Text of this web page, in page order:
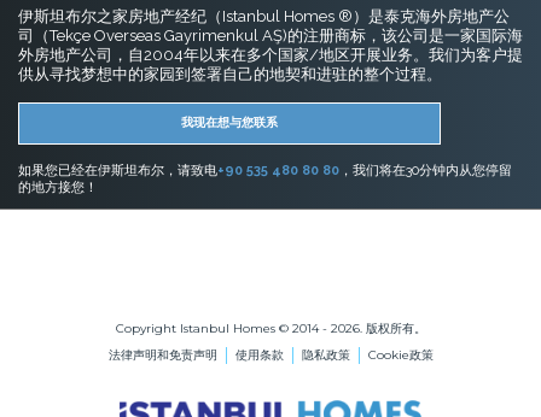
伊斯坦布尔之家房地产经纪（Istanbul Homes ®）是泰克海外房地产公
司（Tekçe Overseas Gayrimenkul AŞ)的注册商标，该公司是一家国际海
外房地产公司，自2004年以来在多个国家/地区开展业务。我们为客户提
供从寻找梦想中的家园到签署自己的地契和进驻的整个过程。
我现在想与您联系
如果您已经在伊斯坦布尔，请致电+90 535 480 80 80 ，我们将在30分钟内从您停留
的地方接您！
Copyright Istanbul Homes © 2014 - 2026. 版权所有。
法律声明和免责声明
使用条款 隐私政策 Cookie政策